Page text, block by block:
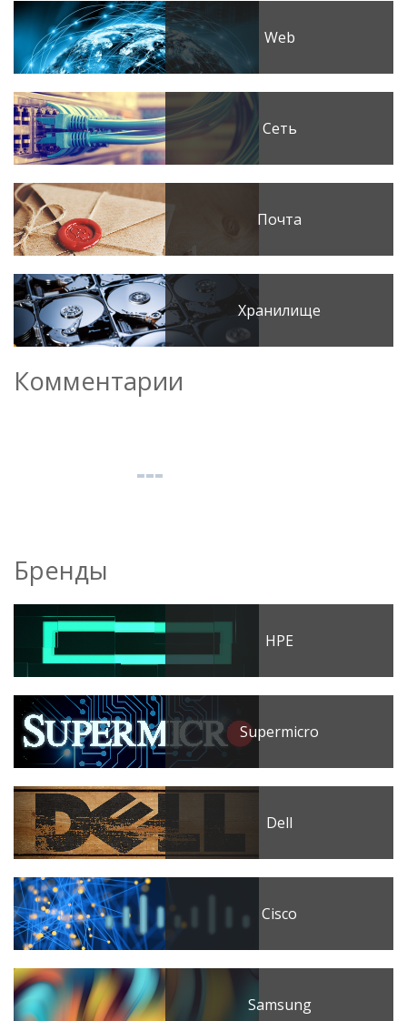
Web
Сеть
Почта
Хранилище
Комментарии
Бренды
HPE
Supermicro
Dell
Cisco
Samsung